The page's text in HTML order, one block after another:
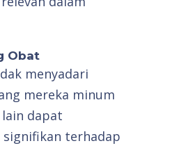
Obat
menyadari
mereka minum
dapat
terhadap